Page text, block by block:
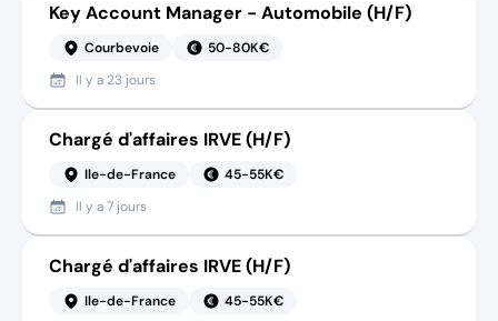
Key Account Manager - Automobile (H/F)
Courbevoie
50-80K€
Il y a 23 jours
Chargé d'affaires IRVE (H/F)
Ile-de-France
45-55K€
Il y a7 jours
Chargé d'affaires IRVE (H/F)
Ile-de-France
45-55K€